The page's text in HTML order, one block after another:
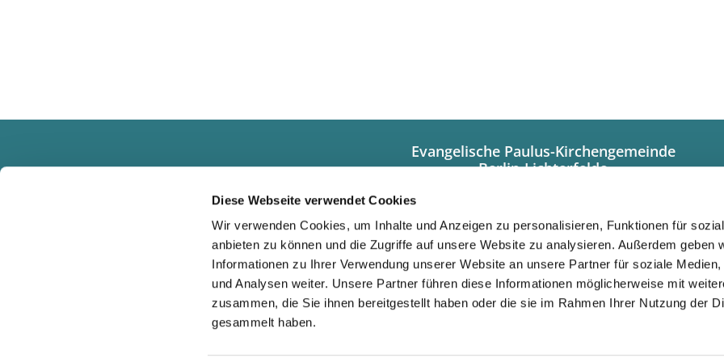
Diese Webseite verwendet Cookies
Wir verwenden Cookies, um Inhalte und Anzeigen zu personalisieren, Funktionen für
anbieten zu können und die Zugriffe auf unsere Website zu analysieren. Außerdem geben
Informationen zu Ihrer Verwendung unserer Website an unsere Partner für soziale Medien,
und Analysen weiter. Unsere Partner führen diese Informationen möglicherweise mit
zusammen, die Sie ihnen bereitgestellt haben oder die sie im Rahmen Ihrer Nutzung der
gesammelt haben.
Evangelische Paulus-Kirchengemeinde
Berlin-Lichterfelde
+49308449320
info@paulus-lichterfelde.de
Gemeindebüro:
Dienstag/Donnerstag 10.00 bis 12.00 Uhr
und nach Vereinbarung